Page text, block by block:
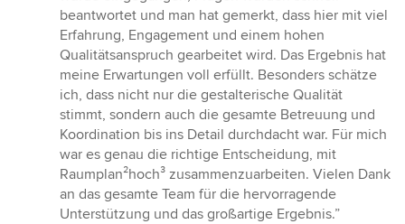
beantwortet und man hat gemerkt, dass hier mit viel
Erfahrung, Engagement und einem hohen
Qualitätsanspruch gearbeitet wird. Das Ergebnis hat
meine Erwartungen voll erfüllt. Besonders schätze
ich, dass nicht nur die gestalterische Qualität
stimmt, sondern auch die gesamte Betreuung und
Koordination bis ins Detail durchdacht war. Für mich
war es genau die richtige Entscheidung, mit
Raumplan²hoch³ zusammenzuarbeiten. Vielen Dank
an das gesamte Team für die hervorragende
Unterstützung und das großartige Ergebnis.”